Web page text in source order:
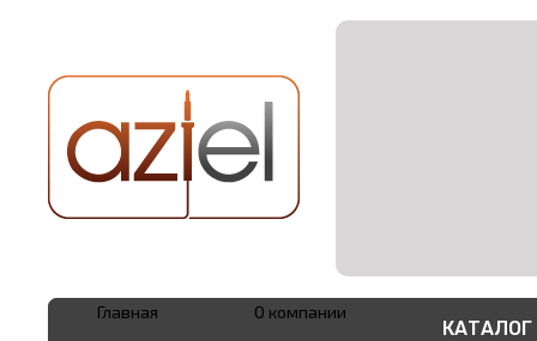
Главная О компании
КАТАЛОГ